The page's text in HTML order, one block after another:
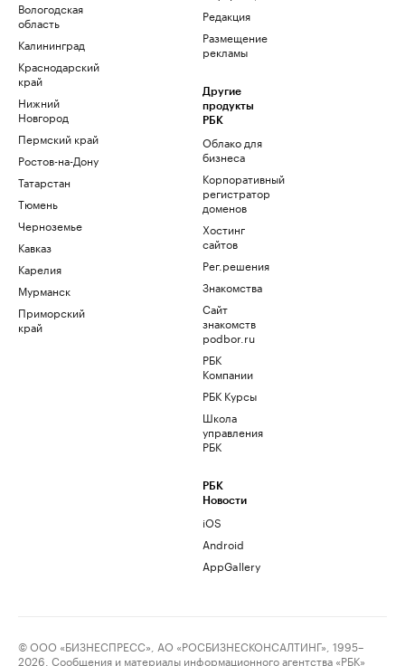
Вологодская
область
Калининград
Краснодарский
край
Нижний
Новгород
Пермский край
Ростов-на-Дону
Татарстан
Тюмень
Черноземье
Кавказ
Карелия
Мурманск
Приморский
край
Редакция
Размещение
рекламы
Другие
продукты
РБК
Облако для
бизнеса
Корпоративный
регистратор
доменов
Хостинг
сайтов
Рег.решения
Знакомства
Сайт
знакомств
podbor.ru
РБК
Компании
РБК Курсы
Школа
управления
РБК
РБК
Новости
iOS
Android
AppGallery
© ООО «БИЗНЕСПРЕСС», АО «РОСБИЗНЕСКОНСАЛТИНГ», 1995–
2026. Сообщения и материалы информационного агентства «РБК»